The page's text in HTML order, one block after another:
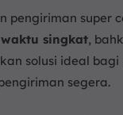
pengiriman super
singkat,
solusi ideal
segera.